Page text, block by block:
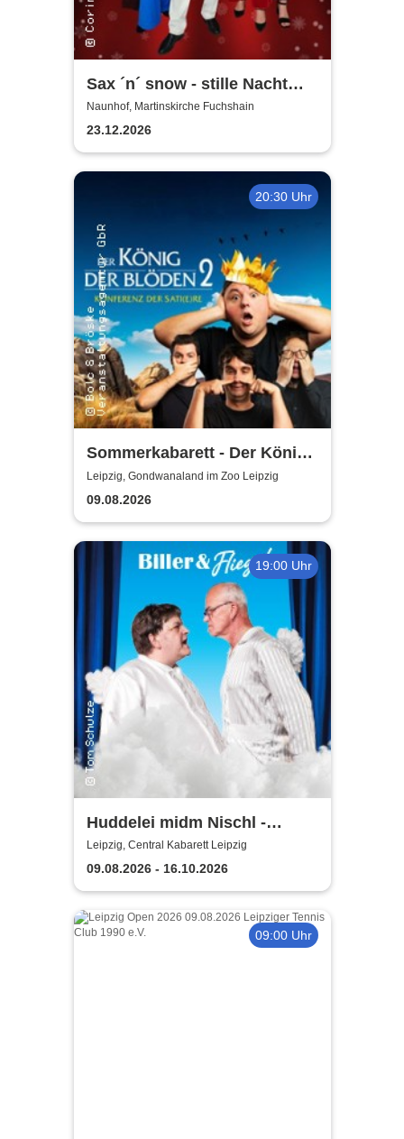
Sax ´n´ snow - stille Nacht
war gestern
Naunhof, Martinskirche Fuchshain
23.12.2026
20:30 Uhr
Sommerkabarett - Der König
der Blöden 2 | Central
Kabarett Leipzig
Leipzig, Gondwanaland im Zoo Leipzig
09.08.2026
19:00 Uhr
Huddelei midm Nischl -
Central Kabarett Leipzig
Leipzig, Central Kabarett Leipzig
09.08.2026 - 16.10.2026
09:00 Uhr